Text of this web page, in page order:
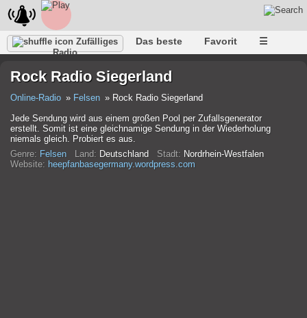
Zufälliges
Radio
Das beste Favorit ☰
Rock Radio Siegerland
Online-Radio Felsen
Rock Radio Siegerland
Jede Sendung wird aus einem großen Pool per Zufallsgenerator
erstellt. Somit ist eine gleichnamige Sendung in der Wiederholung
niemals gleich. Probiert es aus.
Genre: Felsen Land: Deutschland Stadt: Nordrhein-Westfalen
Website: heepfanbasegermany.wordpress.com